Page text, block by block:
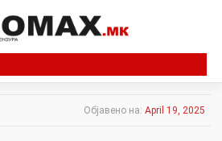
Објавено на: April 19, 2025